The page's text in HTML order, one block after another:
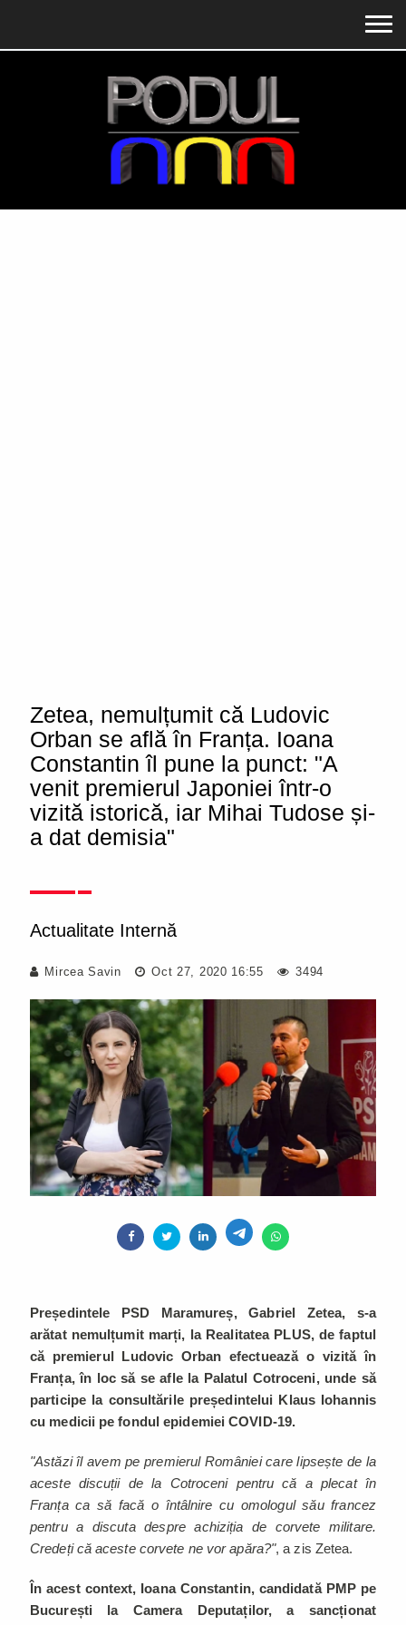
Zetea, nemulțumit că Ludovic
Orban se află în Franța. Ioana
Constantin îl pune la punct: "A
venit premierul Japoniei într-o
vizită istorică, iar Mihai Tudose și-
a dat demisia"
Actualitate Internă
Mircea Savin Oct 27, 2020 16:55 3494
Președintele PSD Maramureș, Gabriel Zetea, s-a
arătat nemulțumit marți, la Realitatea PLUS, de faptul
că premierul Ludovic Orban efectuează o vizită în
Franța, în loc să se afle la Palatul Cotroceni, unde să
participe la consultările președintelui Klaus Iohannis
cu medicii pe fondul epidemiei COVID-19.
"Astăzi îl avem pe premierul României care lipsește de la
aceste discuții de la Cotroceni pentru că a plecat în
Franța ca să facă o întâlnire cu omologul său francez
pentru a discuta despre achiziția de corvete militare.
Credeți că aceste corvete ne vor apăra?", a zis Zetea.
În acest context, Ioana Constantin, candidată PMP pe
București la Camera Deputaților, a sancționat